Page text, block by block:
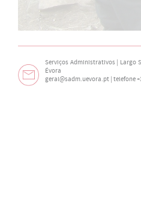
Serviços Administrativos | Largo
Évora
geral@sadm.uevora.pt | telefone